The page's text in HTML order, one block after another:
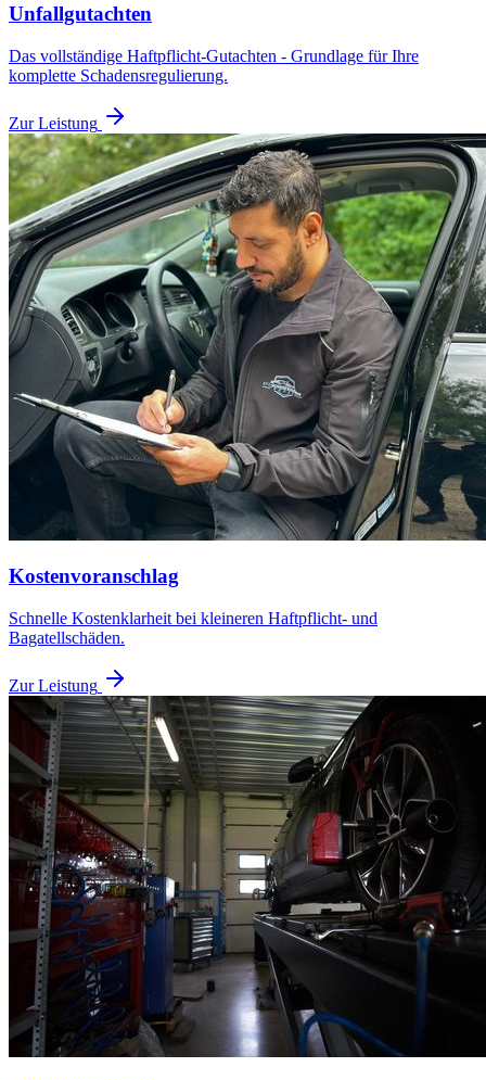
Unfallgutachten
Das vollständige Haftpflicht-Gutachten - Grundlage für Ihre
komplette Schadensregulierung.
Zur Leistung
Kostenvoranschlag
Schnelle Kostenklarheit bei kleineren Haftpflicht- und
Bagatellschäden.
Zur Leistung